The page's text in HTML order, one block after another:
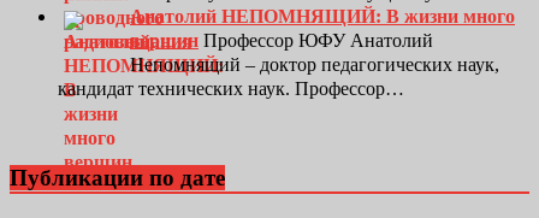
Анатолий НЕПОМНЯЩИЙ: В жизни много
вершин Профессор ЮФУ Анатолий
Непомнящий – доктор педагогических наук,
кандидат технических наук. Профессор…
Публикации по дате